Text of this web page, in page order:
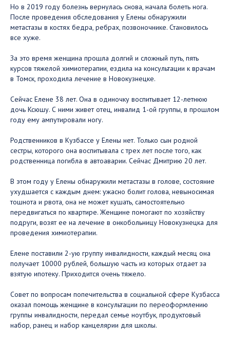
Но в 2019 году болезнь вернулась снова, начала болеть нога.
После проведения обследования у Елены обнаружили
метастазы в костях бедра, ребрах, позвоночнике. Становилось
все хуже.
За это время женщина прошла долгий и сложный путь, пять
курсов тяжелой химиотерапии, ездила на консультации к врачам
в Томск, проходила лечение в Новокузнецке.
Сейчас Елене 38 лет. Она в одиночку воспитывает 12-летнюю
дочь Ксюшу. С ними живет отец, инвалид 1-ой группы, в прошлом
году ему ампутировали ногу.
Родственников в Кузбассе у Елены нет. Только сын родной
сестры, которого она воспитывала с трех лет после того, как
родственница погибла в автоаварии. Сейчас Дмитрию 20 лет.
В этом году у Елены обнаружили метастазы в голове, состояние
ухудшается с каждым днем: ужасно болит голова, невыносимая
тошнота и рвота, она не может кушать, самостоятельно
передвигаться по квартире. Женщине помогают по хозяйству
подруги, возят ее на лечение в онкобольницу Новокузнецка для
проведения химиотерапии.
Елене поставили 2-ую группу инвалидности, каждый месяц она
получает 10000 рублей, большую часть из которых отдает за
взятую ипотеку. Приходится очень тяжело.
Совет по вопросам попечительства в социальной сфере Кузбасса
оказал помощь женщине в консультации по переоформлению
группы инвалидности, передал семье ноутбук, продуктовый
набор, ранец и набор канцелярии для школы.